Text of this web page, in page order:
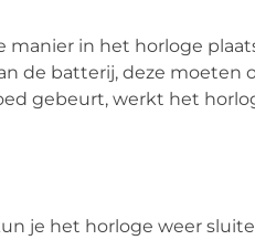
in het horloge
de batterij, deze moeten
gebeurt, werkt het
je het horloge weer